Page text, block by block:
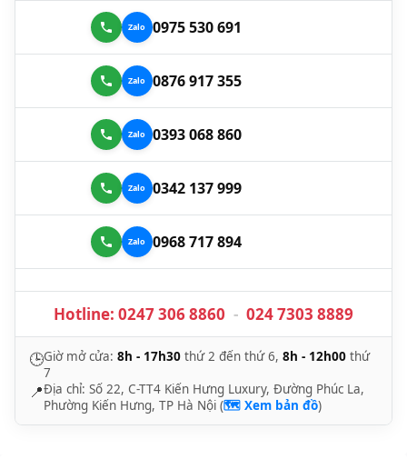
0975 530 691
0876 917 355
0393 068 860
0342 137 999
0968 717 894
Hotline: 0247 306 8860 - 024 7303 8889
🕒Giờ mở cửa: 8h - 17h30 thứ 2 đến thứ 6, 8h - 12h00 thứ
7
📍Địa chỉ: Số 22, C-TT4 Kiến Hưng Luxury, Đường Phúc La,
Phường Kiến Hưng, TP Hà Nội (🗺️ Xem bản đồ)